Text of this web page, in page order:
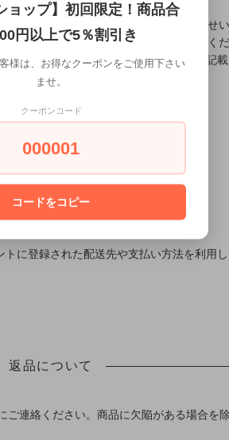
プからメールにてお支払い総額をお知らせ
商品のお受け取り時に配送員にお支払いく
け先が違う場合、「●●様ご依頼分」と記
認後、発送手続きが開始いたします。
支店
トに登録された配送先や支払い方法を利用
返品について
ご連絡ください。商品に欠陥がある場合を
ョップ】初回限定！商品合
円以上で5％割引き
様は、お得なクーポンをご使用下さい
ませ。
クーポンコード
000001
コードをコピー